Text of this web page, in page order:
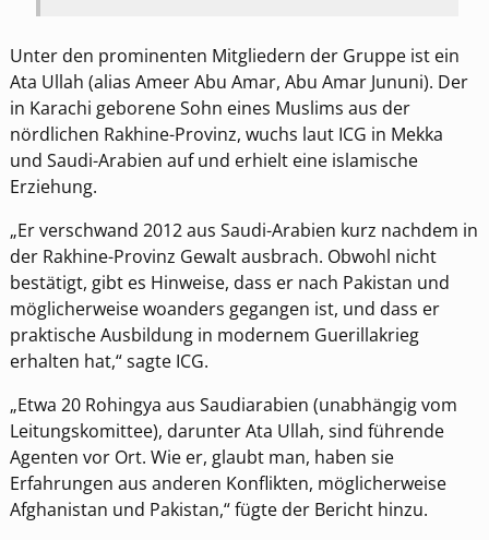
Unter den prominenten Mitgliedern der Gruppe ist ein
Ata Ullah (alias Ameer Abu Amar, Abu Amar Jununi). Der
in Karachi geborene Sohn eines Muslims aus der
nördlichen Rakhine-Provinz, wuchs laut ICG in Mekka
und Saudi-Arabien auf und erhielt eine islamische
Erziehung.
„Er verschwand 2012 aus Saudi-Arabien kurz nachdem in
der Rakhine-Provinz Gewalt ausbrach. Obwohl nicht
bestätigt, gibt es Hinweise, dass er nach Pakistan und
möglicherweise woanders gegangen ist, und dass er
praktische Ausbildung in modernem Guerillakrieg
erhalten hat,“ sagte ICG.
„Etwa 20 Rohingya aus Saudiarabien (unabhängig vom
Leitungskomittee), darunter Ata Ullah, sind führende
Agenten vor Ort. Wie er, glaubt man, haben sie
Erfahrungen aus anderen Konflikten, möglicherweise
Afghanistan und Pakistan,“ fügte der Bericht hinzu.